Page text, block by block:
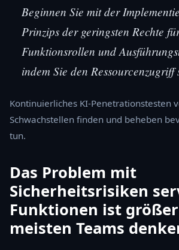
Beginnen Sie mit der
Prinzips der geringsten Rechte
Funktionsrollen und
indem Sie den
Kontinuierliches KI-Penetrationstesten
Schwachstellen finden und beheben
tun.
Das Problem mit
Sicherheitsrisiken
Funktionen ist
meisten Teams